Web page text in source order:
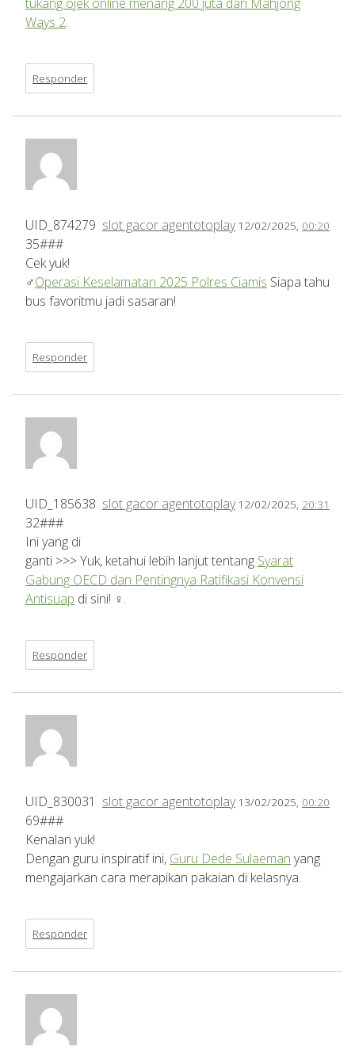
tukang ojek online menang 200 juta dari Mahjong
Ways 2.
Responder
slot gacor agentotoplay 12/02/2025, 00:20
UID_874279
35###
Cek yuk!
‍♂️Operasi Keselamatan 2025 Polres Ciamis Siapa tahu
bus favoritmu jadi sasaran!
Responder
slot gacor agentotoplay 12/02/2025, 20:31
UID_185638
32###
Ini yang di
ganti >>> Yuk, ketahui lebih lanjut tentang Syarat
Gabung OECD dan Pentingnya Ratifikasi Konvensi
Antisuap di sini! ️‍♀️.
Responder
slot gacor agentotoplay 13/02/2025, 00:20
UID_830031
69###
Kenalan yuk!
Dengan guru inspiratif ini, Guru Dede Sulaeman yang
mengajarkan cara merapikan pakaian di kelasnya.
Responder